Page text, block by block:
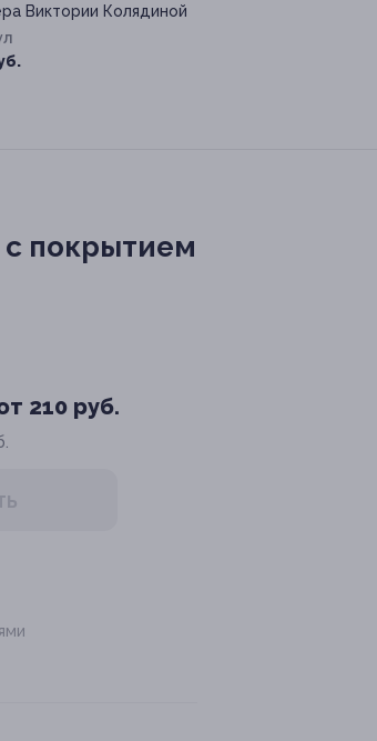
Виктории Колядиной
c покрытием
210 руб.